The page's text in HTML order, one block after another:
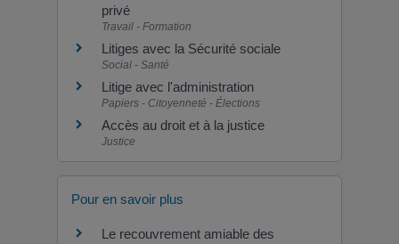
privé
Travail - Formation
Litiges avec la Sécurité sociale
Social - Santé
Litige avec l'administration
Papiers - Citoyenneté - Élections
Accès au droit et à la justice
Justice
Pour en savoir plus
Le recouvrement amiable des